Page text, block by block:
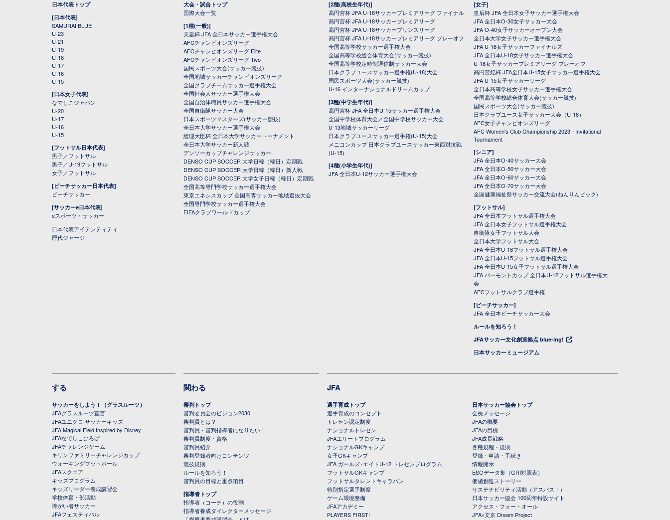
日本代表トップ
[日本代表]
SAMURAI BLUE
U-23
U-21
U-19
U-18
U-17
U-16
U-15
[日本女子代表]
なでしこジャパン
U-20
U-17
U-16
U-15
[フットサル日本代表]
男子／フットサル
男子／U-19フットサル
女子／フットサル
[ビーチサッカー日本代表]
ビーチサッカー
[サッカーe日本代表]
eスポーツ・サッカー
日本代表アイデンティティ
歴代ジャージ
大会・試合トップ
国際大会一覧
[1種(一般)]
天皇杯 JFA 全日本サッカー選手権大会
AFCチャンピオンズリーグ
AFCチャンピオンズリーグ Elite
AFCチャンピオンズリーグ Two
国民スポーツ大会(サッカー競技)
全国地域サッカーチャンピオンズリーグ
全国クラブチームサッカー選手権大会
全国社会人サッカー選手権大会
全国自治体職員サッカー選手権大会
全国自衛隊サッカー大会
日本スポーツマスターズ(サッカー競技)
全日本大学サッカー選手権大会
総理大臣杯 全日本大学サッカートーナメント
全日本大学サッカー新人戦
デンソーカップチャレンジサッカー
DENSO CUP SOCCER 大学日韓（韓日）定期戦
DENSO CUP SOCCER 大学日韓（韓日）新人戦
DENSO CUP SOCCER 大学女子日韓（韓日）定期戦
全国高等専門学校サッカー選手権大会
東京エネシスカップ 全国高専サッカー地域選抜大会
全国専門学校サッカー選手権大会
FIFAクラブワールドカップ
[2種(高校生年代)]
高円宮杯 JFA U-18サッカープレミアリーグ ファイナル
高円宮杯 JFA U-18サッカープレミアリーグ
高円宮杯 JFA U-18サッカープリンスリーグ
高円宮杯 JFA U-18サッカープレミアリーグ プレーオフ
全国高等学校サッカー選手権大会
全国高等学校総合体育大会(サッカー競技)
全国高等学校定時制通信制サッカー大会
日本クラブユースサッカー選手権(U-18)大会
国民スポーツ大会(サッカー競技)
U-16 インターナショナルドリームカップ
[3種(中学生年代)]
高円宮杯 JFA 全日本U-15サッカー選手権大会
全国中学校体育大会／全国中学校サッカー大会
U-13地域サッカーリーグ
日本クラブユースサッカー選手権(U-15)大会
メニコンカップ 日本クラブユースサッカー東西対抗戦
(U-15)
[4種(小学生年代)]
JFA 全日本U-12サッカー選手権大会
[女子]
皇后杯 JFA 全日本女子サッカー選手権大会
JFA 全日本O-30女子サッカー大会
JFA O-40女子サッカーオープン大会
全日本大学女子サッカー選手権大会
JFA U-18女子サッカーファイナルズ
JFA 全日本U-18女子サッカー選手権大会
U-18女子サッカープレミアリーグ プレーオフ
高円宮妃杯 JFA全日本U-15女子サッカー選手権大会
JFA U-15女子サッカーリーグ
全日本高等学校女子サッカー選手権大会
全国高等学校総合体育大会(サッカー競技)
国民スポーツ大会(サッカー競技)
日本クラブユース女子サッカー大会（U-18）
AFC女子チャンピオンズリーグ
AFC Women's Club Championship 2023 - Invitational
Tournament
[シニア]
JFA 全日本O-40サッカー大会
JFA 全日本O-50サッカー大会
JFA 全日本O-60サッカー大会
JFA 全日本O-70サッカー大会
全国健康福祉祭サッカー交流大会(ねんりんピック)
[フットサル]
JFA 全日本フットサル選手権大会
JFA 全日本女子フットサル選手権大会
自衛隊女子フットサル大会
全日本大学フットサル大会
JFA 全日本U-18フットサル選手権大会
JFA 全日本U-15フットサル選手権大会
JFA 全日本U-15女子フットサル選手権大会
JFA バーモントカップ 全日本U-12フットサル選手権大
会
AFCフットサルクラブ選手権
[ビーチサッカー]
JFA 全日本ビーチサッカー大会
ルールを知ろう！
JFAサッカー文化創造拠点 blue-ing!
日本サッカーミュージアム
する
サッカーをしよう！（グラスルーツ）
JFAグラスルーツ宣言
JFAユニクロ サッカーキッズ
JFA Magical Field Inspired by Disney
JFAなでしこひろば
JFAチャレンジゲーム
キリンファミリーチャレンジカップ
ウォーキングフットボール
JFAスクエア
キッズプログラム
キッズリーダー養成講習会
学校体育・部活動
障がい者サッカー
JFAフェスティバル
関わる
審判トップ
審判委員会のビジョン2030
審判員とは？
審判員・審判指導者になりたい！
審判員制度・資格
審判員紹介
審判登録者向けコンテンツ
競技規則
ルールを知ろう！
審判員の目標と重点項目
指導者トップ
指導者（コーチ）の役割
指導者養成ダイレクターメッセージ
JFA
選手育成トップ
選手育成のコンセプト
トレセン認定制度
ナショナルトレセン
JFAエリートプログラム
ナショナルGKキャンプ
女子GKキャンプ
JFA ガールズ･エイトU-12 トレセンプログラム
フットサルGKキャンプ
フットサルタレントキャラバン
特別指定選手制度
ゲーム環境整備
JFAアカデミー
PLAYERS FIRST!
日本サッカー協会トップ
会長メッセージ
JFAの概要
JFAの目標
JFA成長戦略
各種規程・規則
登録・申請・手続き
情報開示
ESGデータ集（GRI対照表）
価値創造ストーリー
サステナビリティ活動（アスパス！）
日本サッカー協会 100周年特設サイト
アクセス・フォー・オール
JFA×文京 Dream Project